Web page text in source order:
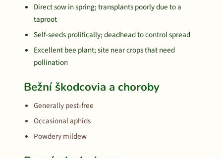
Direct sow in spring; transplants poorly due to a
taproot
Self-seeds prolifically; deadhead to control spread
Excellent bee plant; site near crops that need
pollination
Bežní škodcovia a choroby
Generally pest-free
Occasional aphids
Powdery mildew